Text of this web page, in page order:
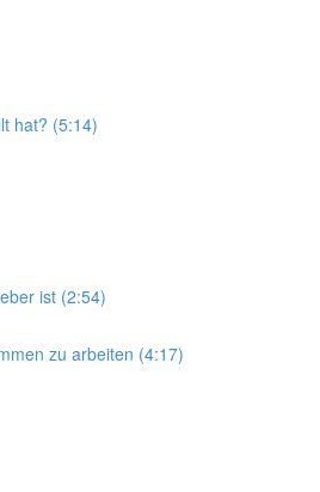
hat? (5:14)
ist (2:54)
zu arbeiten (4:17)